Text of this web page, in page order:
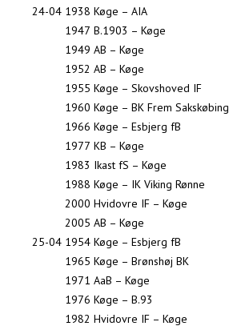
24-04 1938 Køge – AIA
1947 B.1903 – Køge
1949 AB – Køge
1952 AB – Køge
1955 Køge – Skovshoved IF
1960 Køge – BK Frem Sakskøbing
1966 Køge – Esbjerg fB
1977 KB – Køge
1983 Ikast fS – Køge
1988 Køge – IK Viking Rønne
2000 Hvidovre IF – Køge
2005 AB – Køge
25-04 1954 Køge – Esbjerg fB
1965 Køge – Brønshøj BK
1971 AaB – Køge
1976 Køge – B.93
1982 Hvidovre IF – Køge